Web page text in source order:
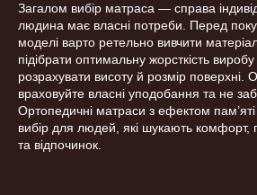
Загалом вибір матраса — справа
людина має власні потреби. Перед
моделі варто ретельно вивчити
підібрати оптимальну жорсткість
розрахувати висоту й розмір поверхні.
враховуйте власні уподобання та не
Ортопедичні матраси з ефектом
вибір для людей, які шукають комфорт,
та відпочинок.